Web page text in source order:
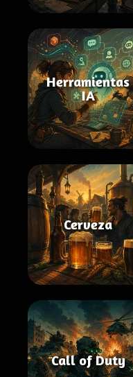
Herramientas
IA
Cerveza
Call of Duty